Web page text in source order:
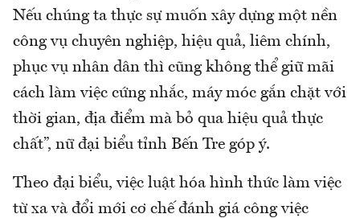
Nếu chúng ta thực sự muốn xây dựng một nền
công vụ chuyên nghiệp, hiệu quả, liêm chính,
phục vụ nhân dân thì cũng không thể giữ mãi
cách làm việc cứng nhắc, máy móc gắn chặt với
thời gian, địa điểm mà bỏ qua hiệu quả thực
chất”, nữ đại biểu tỉnh Bến Tre góp ý.
Theo đại biểu, việc luật hóa hình thức làm việc
từ xa và đổi mới cơ chế đánh giá công việc